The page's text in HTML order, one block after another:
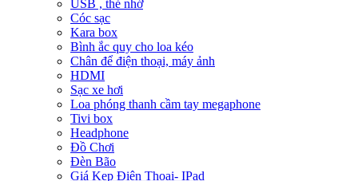
USB , thẻ nhớ
Cóc sạc
Kara box
Bình ắc quy cho loa kéo
Chân để điện thoại, máy ảnh
HDMI
Sạc xe hơi
Loa phóng thanh cầm tay megaphone
Tivi box
Headphone
Đồ Chơi
Đèn Bão
Giá Kẹp Điện Thoại- IPad